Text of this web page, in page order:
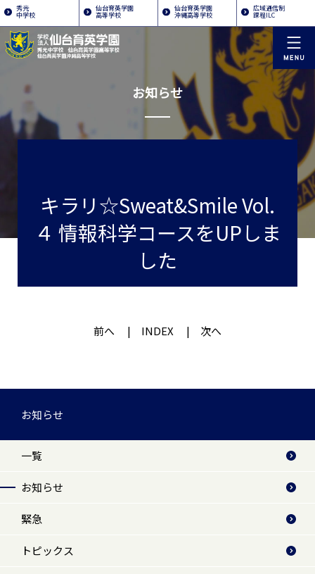
秀光
中学校
仙台育英学園
高等学校
仙台育英学園
沖縄高等学校
広域通信制
課程ILC
お知らせ
キラリ☆Sweat&Smile Vol.
４ 情報科学コースをUPしま
した
前へ INDEX 次へ
お知らせ
一覧
お知らせ
緊急
トピックス